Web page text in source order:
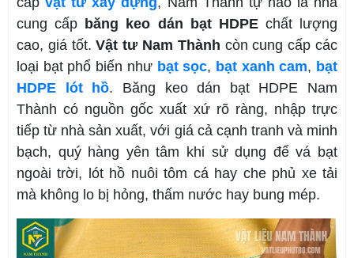
cung cấp băng keo dán bạt HDPEchất lượng
cao, giá tốt.Vật tư Nam Thành còn cung cấp các
loại bạt phổ biến như bạt sọc, bạt xanh cam, bạt
HDPE lót hồ. Băng keo dán bạt HDPE Nam
Thành có nguồn gốc xuất xứ rõ ràng, nhập trực
tiếp từ nhà sản xuất, với giá cả cạnh tranh và minh
bạch, quý hàng yên tâm khi sử dụng để vá bạt
ngoài trời, lót hồ nuôi tôm cá hay che phủ xe tải
mà không lo bị hỏng, thấm nước hay bung mép.